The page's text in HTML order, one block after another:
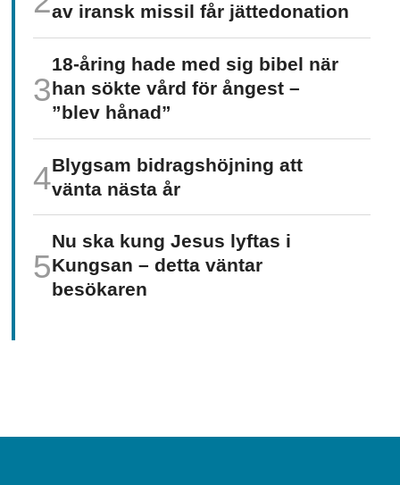
av iransk missil får jätte­donation
18-åring hade med sig bibel när
han sökte vård för ångest –
”blev hånad”
Blygsam bidrags­höjning att
vänta nästa år
Nu ska kung Jesus lyftas i
Kungsan – detta väntar
besökaren